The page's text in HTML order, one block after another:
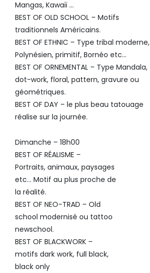
Mangas, Kawaïï …
BEST OF OLD SCHOOL – Motifs
traditionnels Américains.
BEST OF ETHNIC – Type tribal moderne,
Polynésien, primitif, Bornéo etc…
BEST OF ORNEMENTAL – Type Mandala,
dot-work, floral, pattern, gravure ou
géométriques.
BEST OF DAY – le plus beau tatouage
réalise sur la journée.
Dimanche – 18h00
BEST OF RÉALISME –
Portraits, animaux, paysages
etc… Motif au plus proche de
la réalité.
BEST OF NEO-TRAD – Old
school modernisé ou tattoo
newschool.
BEST OF BLACKWORK –
motifs dark work, full black,
black only